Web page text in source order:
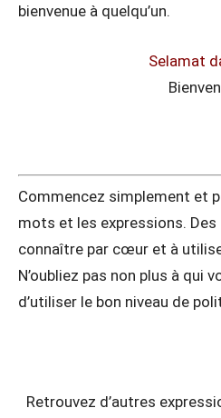
bienvenue à quelqu’un.
Selamat
Commencez simplement et
mots et les expressions.
connaître par cœur et à
N’oubliez pas non plus à qui
d’utiliser le bon niveau de
Retrouvez d’autres